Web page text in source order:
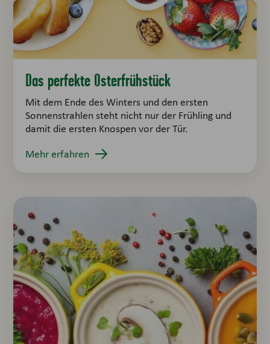
Das perfekte Osterfrühstück
Mit dem Ende des Winters und den ersten
Sonnenstrahlen steht nicht nur der Frühling und
damit die ersten Knospen vor der Tür.
Mehr erfahren